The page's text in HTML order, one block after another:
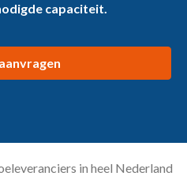
capaciteit.
in heel Nederland